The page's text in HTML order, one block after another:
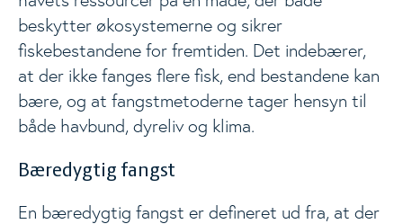
Energi og næringsstoffer
Beregnere
Kostanbefalinger
beskytter økosystemerne og sikrer
fiskebestandene for fremtiden. Det indebærer,
at der ikke fanges flere fisk, end bestandene kan
bære, og at fangstmetoderne tager hensyn til
både havbund, dyreliv og klima.
Bæredygtig fangst
En bæredygtig fangst er defineret ud fra, at der